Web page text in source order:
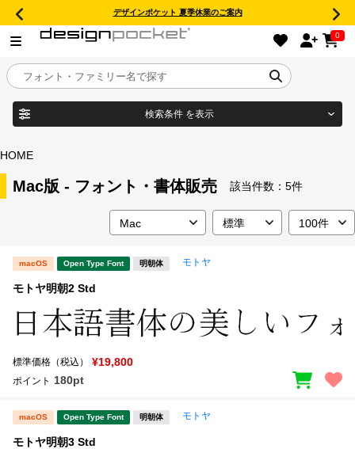
デザインポケット 夏季休業のご案内
0
目的別フォントガイド
年間ライセンス商品
キャンペーン一覧
新着一覧
検索条件 を表示
フォント形式
宋朝体
HOME
Mac版 - フォント・書体販売 該当件数： 5件
macOS Open Type Font 明朝体 モトヤ
モトヤ明朝2 Std
標準価格（税込） ¥19,800
ポイント 180pt
macOS Open Type Font 明朝体 モトヤ
モトヤ明朝3 Std